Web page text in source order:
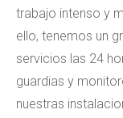
trabajo intenso y
ello, tenemos un
servicios las 24
guardias y
nuestras